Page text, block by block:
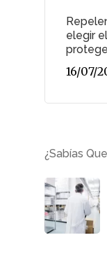
elegir
16/07/
¿Sabías